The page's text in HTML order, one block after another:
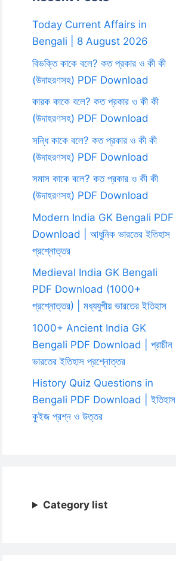
Today Current Affairs in
Bengali | 8 August 2026
বিভক্তি কাকে বলে? কত প্রকার ও কী কী
(উদাহরণসহ) PDF Download
কারক কাকে বলে? কত প্রকার ও কী কী
(উদাহরণসহ) PDF Download
সন্ধি কাকে বলে? কত প্রকার ও কী কী
(উদাহরণসহ) PDF Download
সমাস কাকে বলে? কত প্রকার ও কী কী
(উদাহরণসহ) PDF Download
Modern India GK Bengali PDF
Download | আধুনিক ভারতের ইতিহাস
প্রশ্নোত্তর
Medieval India GK Bengali
PDF Download (1000+
প্রশ্নোত্তর) | মধ্যযুগীয় ভারতের ইতিহাস
1000+ Ancient India GK
Bengali PDF Download | প্রাচীন
ভারতের ইতিহাস প্রশ্নোত্তর
History Quiz Questions in
Bengali PDF Download | ইতিহাস
কুইজ প্রশ্ন ও উত্তর
Category list